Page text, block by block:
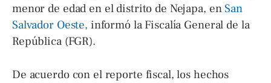
menor de edad en el distrito de Nejapa, en San
Salvador Oeste, informó la Fiscalía General de la
República (FGR).
De acuerdo con el reporte fiscal, los hechos